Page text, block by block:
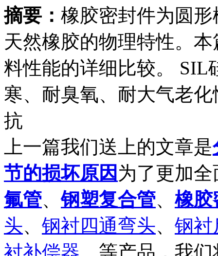
摘要： 橡胶密封件为圆
天然橡胶的物理特性。
料性能的详细比较。 SIL
寒、耐臭氧、耐大气老
抗
上一篇我们送上的文章是
节的损坏原因 为了更加
氟管、钢塑复合管、 橡胶
头、 钢衬四通弯头、 钢衬
衬补偿器、等产品，我